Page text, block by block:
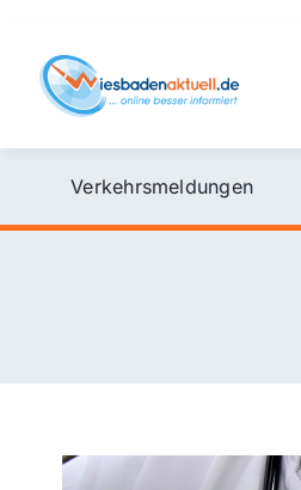
content
Verkehrsmeldungen